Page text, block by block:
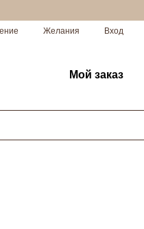
Желания Вход
Мой заказ